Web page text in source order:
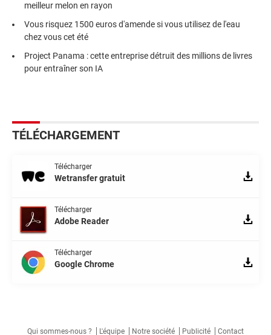
meilleur melon en rayon
Vous risquez 1500 euros d'amende si vous utilisez de l'eau
chez vous cet été
Project Panama : cette entreprise détruit des millions de livres
pour entraîner son IA
TÉLÉCHARGEMENT
Télécharger
Wetransfer gratuit
Télécharger
Adobe Reader
Télécharger
Google Chrome
Qui sommes-nous ? L'équipe Notre société Publicité Contact